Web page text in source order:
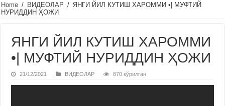
Home / ВИДЕОЛАР / ЯНГИ ЙИЛ КУТИШ ХАРОММИ •| МУФТИЙ
НУРИДДИН ҲОЖИ
ЯНГИ ЙИЛ КУТИШ ХАРОММИ
•| МУФТИЙ НУРИДДИН ҲОЖИ
21/12/2021 ВИДЕОЛАР 870 кўрилган